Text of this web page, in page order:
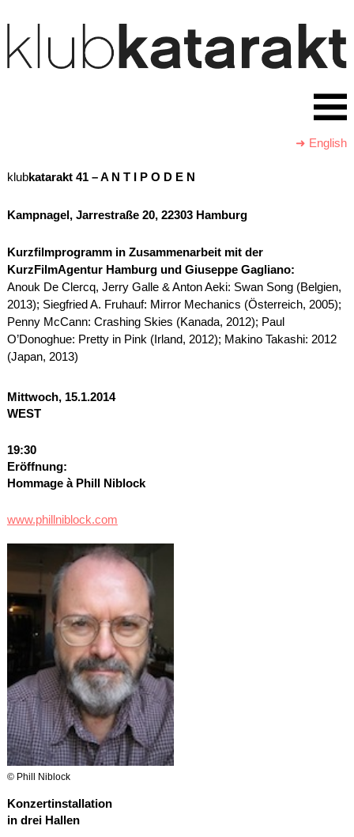
➜ English
klubkatarakt41 –A N T I P O D E N
Kampnagel, Jarrestraße 20, 22303 Hamburg
Kurzfilmprogramm in Zusammenarbeit mit der
KurzFilmAgentur Hamburg und Giuseppe Gagliano:
Anouk De Clercq, Jerry Galle & Anton Aeki: Swan Song (Belgien,
2013); Siegfried A. Fruhauf: Mirror Mechanics (Österreich, 2005);
Penny McCann: Crashing Skies (Kanada, 2012); Paul
O’Donoghue: Pretty in Pink (Irland, 2012); Makino Takashi: 2012
(Japan, 2013)
Mittwoch, 15.1.2014
WEST
19:30
Eröffnung:
Hommage à Phill Niblock
www.phillniblock.com
© Phill Niblock
Konzertinstallation
in drei Hallen